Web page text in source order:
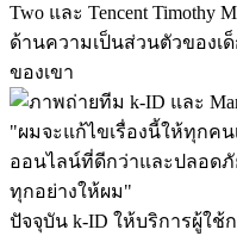
Two และ Tencent
ด้านความเป็นส่วนตัวของเด็
ของเขา
"ผมจะแก้ไขเรื่องนี้ให้ทุกค
ออนไลน์ที่ดีกว่าและปลอด
ทุกอย่างให้ผม"
ปัจจุบัน k-ID ให้บริการผู้ใช้